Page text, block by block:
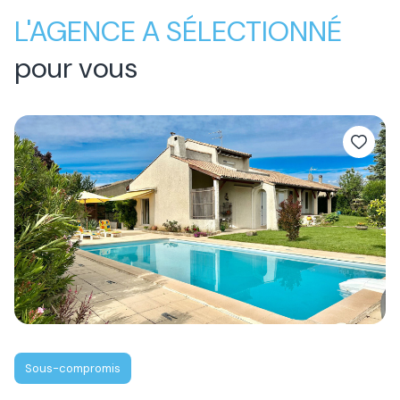
L'AGENCE A SÉLECTIONNÉ
pour vous
Sous-compromis